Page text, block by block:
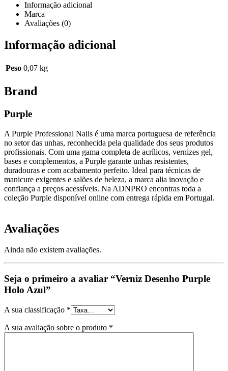
Informação adicional
Marca
Avaliações (0)
Informação adicional
Peso 0,07 kg
Brand
Purple
A Purple Professional Nails é uma marca portuguesa de referência
no setor das unhas, reconhecida pela qualidade dos seus produtos
profissionais. Com uma gama completa de acrílicos, vernizes gel,
bases e complementos, a Purple garante unhas resistentes,
duradouras e com acabamento perfeito. Ideal para técnicas de
manicure exigentes e salões de beleza, a marca alia inovação e
confiança a preços acessíveis. Na ADNPRO encontras toda a
coleção Purple disponível online com entrega rápida em Portugal.
Avaliações
Ainda não existem avaliações.
Seja o primeiro a avaliar “Verniz Desenho Purple
Holo Azul”
A sua classificação *
A sua avaliação sobre o produto *